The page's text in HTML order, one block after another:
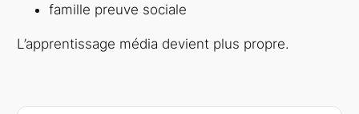
famille preuve sociale
L’apprentissage média devient plus propre.